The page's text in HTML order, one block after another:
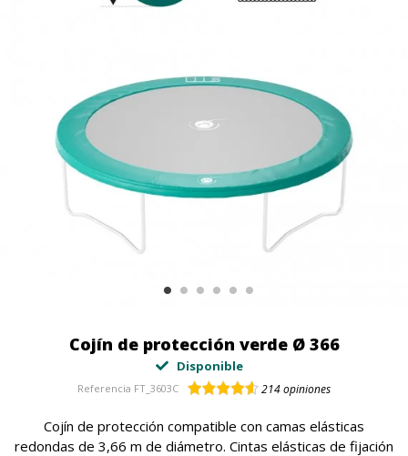
Cojín de protección verde Ø 366
Disponible
Referencia FT_3603C 214opiniones
Cojín de protección compatible con camas elásticas
redondas de 3,66 m de diámetro. Cintas elásticas de fijación